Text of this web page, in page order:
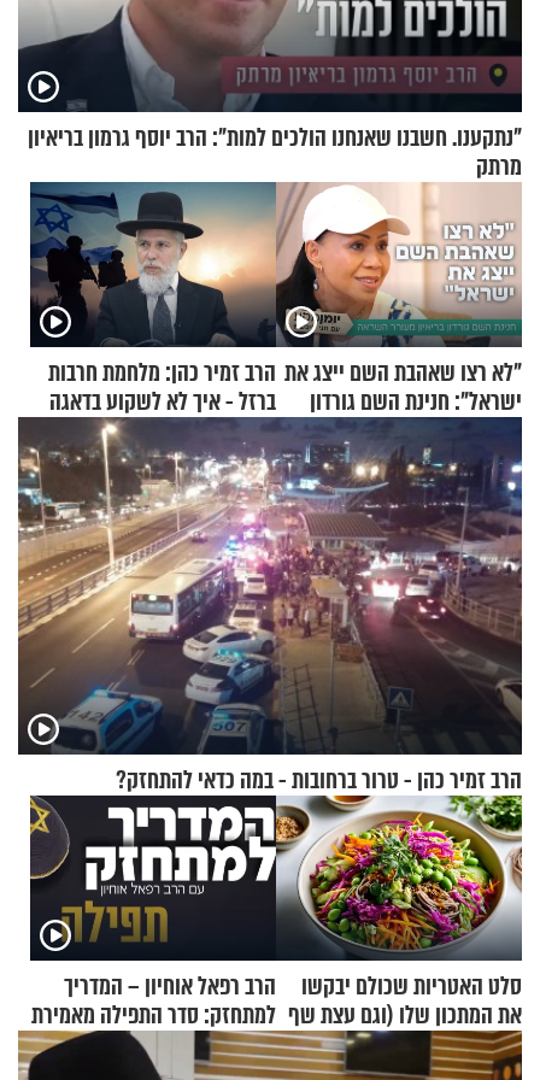
"נתקענו. חשבנו שאנחנו הולכים למות": הרב יוסף גרמון בריאיון
מרתק
"לא רצו שאהבת השם ייצג את
ישראל": חנינת השם גורדון
בריאיון מעורר השראה
הרב זמיר כהן: מלחמת חרבות
ברזל - איך לא לשקוע בדאגה
ובעצבות על אף הכל?
הרב זמיר כהן - טרור ברחובות - במה כדאי להתחזק?
סלט האטריות שכולם יבקשו
את המתכון שלו (וגם עצת שף
להגשת הרוטב)
הרב רפאל אוחיון – המדריך
למתחזק: סדר התפילה מאמירת
הקורבנות ועד קריאת שמע